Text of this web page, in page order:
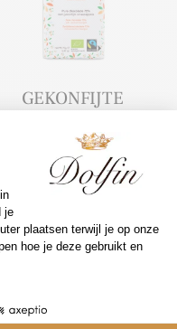
GEKONFIJTE
SINAASAPPELS
(70G)
4,90€